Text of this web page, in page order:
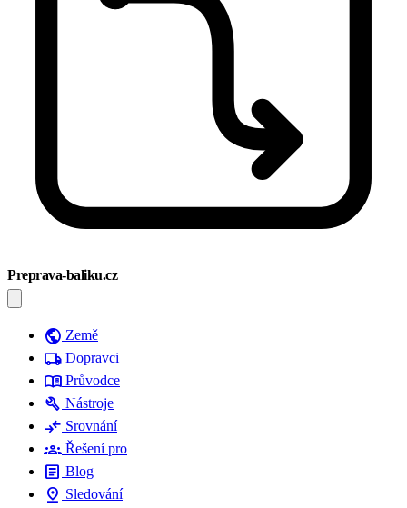
Preprava-baliku.cz
public Země
local_shipping Dopravci
menu_book Průvodce
build Nástroje
compare_arrows Srovnání
groups Řešení pro
article Blog
pin_drop Sledování